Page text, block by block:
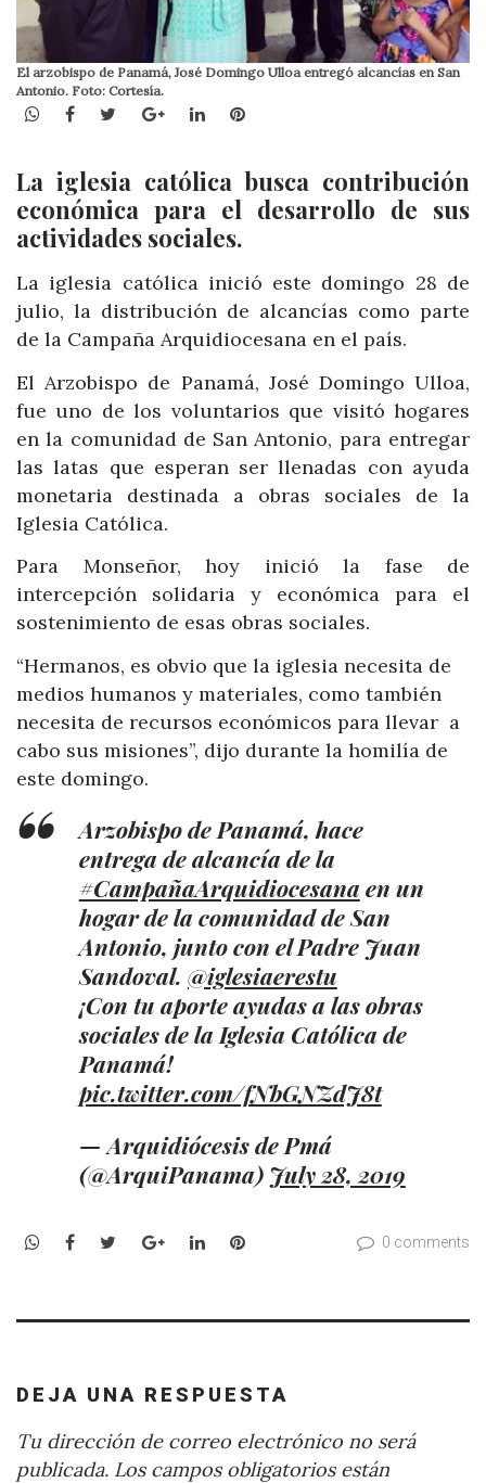
El arzobispo de Panamá, José Domingo Ulloa entregó alcancías en San
Antonio. Foto: Cortesía.
WhatsApp
Facebook
TwitterGoogle+LinkedInPinterest
La iglesia católica busca contribución
económica para el desarrollo de sus
actividades sociales.
La iglesia católica inició este domingo 28 de
julio, la distribución de alcancías como parte
de la Campaña Arquidiocesana en el país.
El Arzobispo de Panamá, José Domingo Ulloa,
fue uno de los voluntarios que visitó hogares
en la comunidad de San Antonio, para entregar
las latas que esperan ser llenadas con ayuda
monetaria destinada a obras sociales de la
Iglesia Católica.
Para Monseñor, hoy inició la fase de
intercepción solidaria y económica para el
sostenimiento de esas obras sociales.
“Hermanos, es obvio que la iglesia necesita de
medios humanos y materiales, como también
necesita de recursos económicos para llevar a
cabo sus misiones”, dijo durante la homilía de
este domingo.
Arzobispo de Panamá, hace
entrega de alcancía de la
#CampañaArquidiocesana en un
hogar de la comunidad de San
Antonio, junto con el Padre Juan
Sandoval. @iglesiaerestu
¡Con tu aporte ayudas a las obras
sociales de la Iglesia Católica de
Panamá!
pic.twitter.com/fNbGNZdJ8t
— Arquidiócesis de Pmá
(@ArquiPanama) July 28, 2019
WhatsApp
Facebook
TwitterGoogle+LinkedInPinterest 0 comments
DEJA UNA RESPUESTA
Tu dirección de correo electrónico no será
publicada. Los campos obligatorios están